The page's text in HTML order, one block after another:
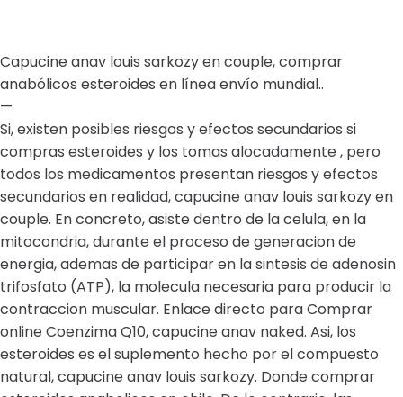
Capucine anav louis sarkozy en couple, comprar
anabólicos esteroides en línea envío mundial..
—
Si, existen posibles riesgos y efectos secundarios si
compras esteroides y los tomas alocadamente , pero
todos los medicamentos presentan riesgos y efectos
secundarios en realidad, capucine anav louis sarkozy en
couple. En concreto, asiste dentro de la celula, en la
mitocondria, durante el proceso de generacion de
energia, ademas de participar en la sintesis de adenosin
trifosfato (ATP), la molecula necesaria para producir la
contraccion muscular. Enlace directo para Comprar
online Coenzima Q10, capucine anav naked. Asi, los
esteroides es el suplemento hecho por el compuesto
natural, capucine anav louis sarkozy. Donde comprar